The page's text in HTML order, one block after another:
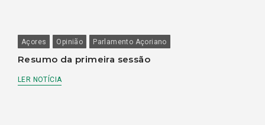
Açores Opinião Parlamento Açoriano
Resumo da primeira sessão
LER NOTÍCIA